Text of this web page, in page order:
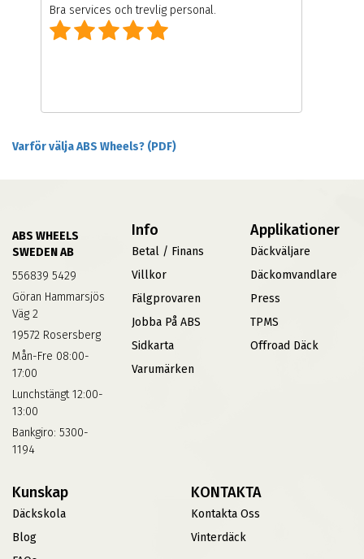
Bra services och trevlig personal.
Varför välja ABS Wheels? (PDF)
ABS WHEELS
SWEDEN AB
556839 5429
Göran Hammarsjös
Väg 2
19572 Rosersberg
Mån-Fre 08:00-
17:00
Lunchstängt 12:00-
13:00
Bankgiro: 5300-
1194
Info
Betal / Finans
Villkor
Fälgprovaren
Jobba På ABS
Sidkarta
Varumärken
Applikationer
Däckväljare
Däckomvandlare
Press
TPMS
Offroad Däck
Kunskap
Däckskola
Blog
KONTAKTA
Kontakta Oss
Vinterdäck